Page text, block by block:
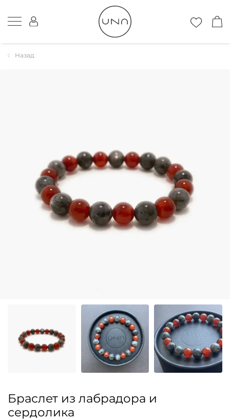
Назад
Браслет из лабрадора и
сердолика